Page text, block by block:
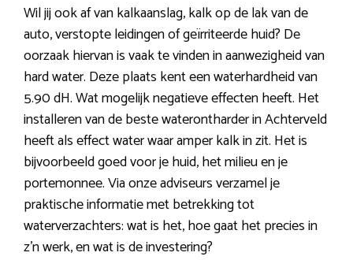
Wil jij ook af van kalkaanslag, kalk op de lak van de
auto, verstopte leidingen of geïrriteerde huid? De
oorzaak hiervan is vaak te vinden in aanwezigheid van
hard water. Deze plaats kent een waterhardheid van
5.90 dH. Wat mogelijk negatieve effecten heeft. Het
installeren van de beste waterontharder in Achterveld
heeft als effect water waar amper kalk in zit. Het is
bijvoorbeeld goed voor je huid, het milieu en je
portemonnee. Via onze adviseurs verzamel je
praktische informatie met betrekking tot
waterverzachters: wat is het, hoe gaat het precies in
z’n werk, en wat is de investering?